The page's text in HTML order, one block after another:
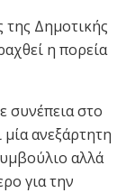
της Δημοτικής
η πορεία
συνέπεια στο
ανεξάρτητη
αλλά
για την